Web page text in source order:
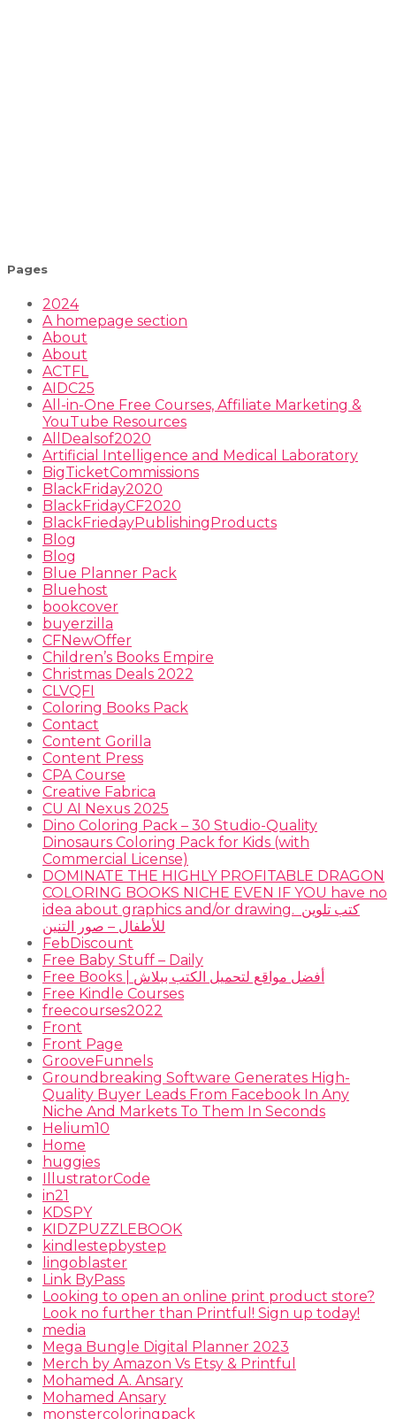
Pages
2024
A homepage section
About
About
ACTFL
AIDC25
All-in-One Free Courses, Affiliate Marketing &
YouTube Resources
AllDealsof2020
Artificial Intelligence and Medical Laboratory
BigTicketCommissions
BlackFriday2020
BlackFridayCF2020
BlackFriedayPublishingProducts
Blog
Blog
Blue Planner Pack
Bluehost
bookcover
buyerzilla
CFNewOffer
Children’s Books Empire
Christmas Deals 2022
CLVQFI
Coloring Books Pack
Contact
Content Gorilla
Content Press
CPA Course
Creative Fabrica
CU AI Nexus 2025
Dino Coloring Pack – 30 Studio-Quality
Dinosaurs Coloring Pack for Kids (with
Commercial License)
DOMINATE THE HIGHLY PROFITABLE DRAGON
COLORING BOOKS NICHE EVEN IF YOU have no
idea about graphics and/or drawing. ​ كتب تلوين
للأطفال – صور التنين
FebDiscount
Free Baby Stuff – Daily
Free Books | أفضل مواقع لتحميل الكتب ببلاش
Free Kindle Courses
freecourses2022
Front
Front Page
GrooveFunnels
Groundbreaking Software Generates High-
Quality Buyer Leads From Facebook In Any
Niche And Markets To Them In Seconds
Helium10
Home
huggies
IllustratorCode
in21
KDSPY
KIDZPUZZLEBOOK
kindlestepbystep
lingoblaster
Link ByPass
Looking to open an online print product store?
Look no further than Printful! Sign up today!
media
Mega Bungle Digital Planner 2023
Merch by Amazon Vs Etsy & Printful
Mohamed A. Ansary
Mohamed Ansary
monstercoloringpack